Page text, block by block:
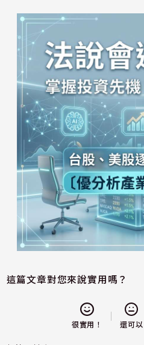
這篇文章對您來說實用嗎？
很實用！ 還可以